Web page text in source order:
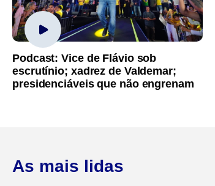
Podcast: Vice de Flávio sob
escrutínio; xadrez de Valdemar;
presidenciáveis que não engrenam
As mais lidas